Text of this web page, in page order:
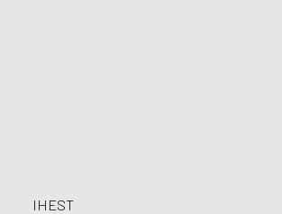
IHEST